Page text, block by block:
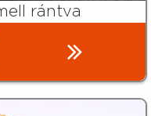
rántva